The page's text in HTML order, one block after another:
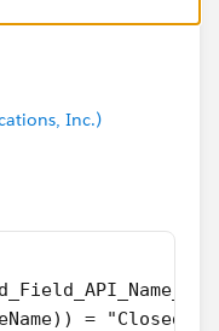
Inc.)
= "Closed